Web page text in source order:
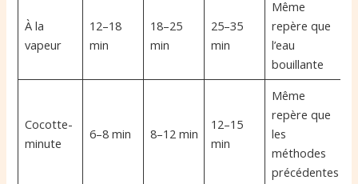
À la
vapeur
12–18
min
18–25
min
25–35
min
Même
repère que
l’eau
bouillante
Cocotte-
minute
6–8 min 8–12 min
12–15
min
Même
repère que
les
méthodes
précédentes